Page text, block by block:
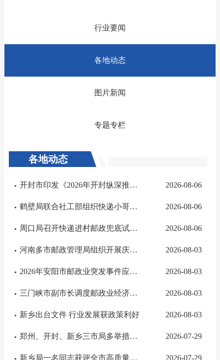
行业要闻
各地动态
图片新闻
专题专栏
各地动态
开封市印发《2026年开封纵深推进融入服务全国统一大市场工作要点》 行业获政策利好 2026-08-06
鹤壁局联合社工部组织快递小哥开展免费高温体检 2026-08-06
周口局召开快递进村邮政兜底试点工作专题推进会 2026-08-06
河南多市邮政管理局组织开展庆“八一”系列活动 2026-08-03
2026年安阳市邮政业突发事件应急处置综合演练圆满举行 2026-08-03
三门峡市副市长调度邮政业经济运行工作 2026-08-03
新乡出台文件 行业发展获政策利好 2026-08-03
郑州、开封、新乡三市局多举措筑牢强降雨天气行业安全防线 2026-07-29
新乡局一名同志获评全市高质量发展工作先进个人 2026-07-29